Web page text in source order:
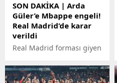
SON DAKİKA | Arda
Güler’e Mbappe engeli!
Real Madrid’de karar
verildi
Real Madrid forması giyen
bulmakta zorlanıyor.
Kylian Mbappe'yi